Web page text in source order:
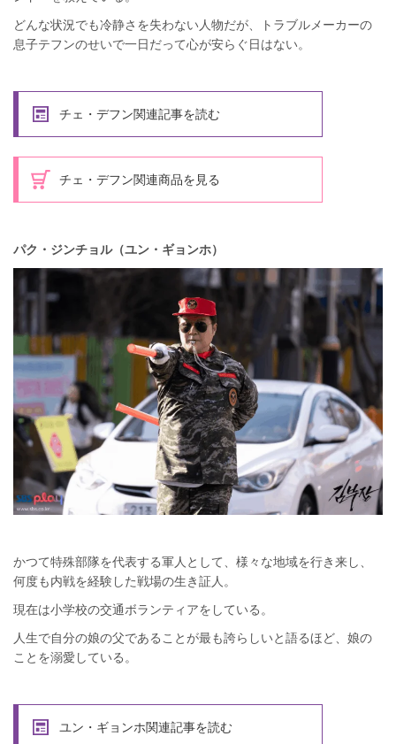
どんな状況でも冷静さを失わない人物だが、トラブルメーカーの
息子テフンのせいで一日だって心が安らぐ日はない。
チェ・デフン関連記事を読む
チェ・デフン関連商品を見る
パク・ジンチョル（ユン・ギョンホ）
かつて特殊部隊を代表する軍人として、様々な地域を行き来し、
何度も内戦を経験した戦場の生き証人。
現在は小学校の交通ボランティアをしている。
人生で自分の娘の父であることが最も誇らしいと語るほど、娘の
ことを溺愛している。
ユン・ギョンホ関連記事を読む